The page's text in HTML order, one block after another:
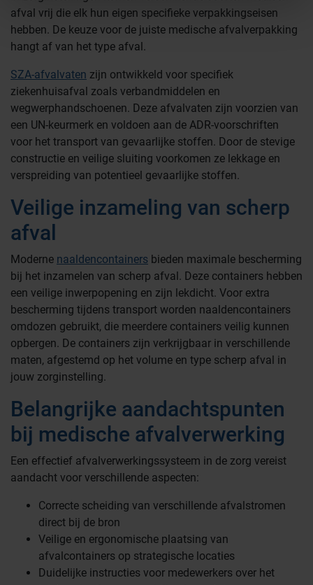
afval vrij die elk hun eigen specifieke verpakkingseisen
hebben. De keuze voor de juiste medische afvalverpakking
hangt af van het type afval.
SZA-afvalvaten zijn ontwikkeld voor specifiek
ziekenhuisafval zoals verbandmiddelen en
wegwerphandschoenen. Deze afvalvaten zijn voorzien van
een UN-keurmerk en voldoen aan de ADR-voorschriften
voor het transport van gevaarlijke stoffen. Door de stevige
constructie en veilige sluiting voorkomen ze lekkage en
verspreiding van potentieel gevaarlijke stoffen.
Veilige inzameling van scherp
afval
Moderne naaldencontainers bieden maximale bescherming
bij het inzamelen van scherp afval. Deze containers hebben
een veilige inwerpopening en zijn lekdicht. Voor extra
bescherming tijdens transport worden naaldencontainers
omdozen gebruikt, die meerdere containers veilig kunnen
opbergen. De containers zijn verkrijgbaar in verschillende
maten, afgestemd op het volume en type scherp afval in
jouw zorginstelling.
Belangrijke aandachtspunten
bij medische afvalverwerking
Een effectief afvalverwerkingssysteem in de zorg vereist
aandacht voor verschillende aspecten:
Correcte scheiding van verschillende afvalstromen
direct bij de bron
Veilige en ergonomische plaatsing van
afvalcontainers op strategische locaties
Duidelijke instructies voor medewerkers over het